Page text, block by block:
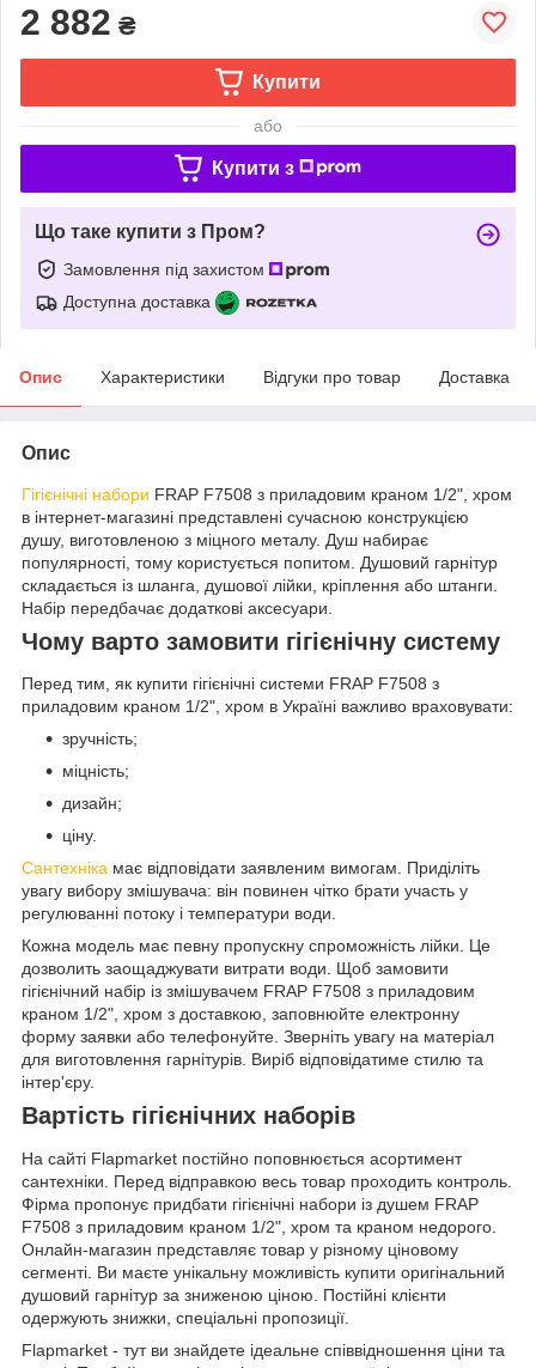
2 882 ₴
Купити
або
Купити з
Що таке купити з Пром?
Замовлення під захистом
Доступна доставка
Опис Характеристики Відгуки про товар Доставка
Опис
Гігієнічні набори FRAP F7508 з приладовим краном 1/2", хром
в інтернет-магазині представлені сучасною конструкцією
душу, виготовленою з міцного металу. Душ набирає
популярності, тому користується попитом. Душовий гарнітур
складається із шланга, душової лійки, кріплення або штанги.
Набір передбачає додаткові аксесуари.
Чому варто замовити гігієнічну систему
Перед тим, як купити гігієнічні системи FRAP F7508 з
приладовим краном 1/2", хром в Україні важливо враховувати:
зручність;
міцність;
дизайн;
ціну.
Сантехніка має відповідати заявленим вимогам. Приділіть
увагу вибору змішувача: він повинен чітко брати участь у
регулюванні потоку і температури води.
Кожна модель має певну пропускну спроможність лійки. Це
дозволить заощаджувати витрати води. Щоб замовити
гігієнічний набір із змішувачем FRAP F7508 з приладовим
краном 1/2", хром з доставкою, заповнюйте електронну
форму заявки або телефонуйте. Зверніть увагу на матеріал
для виготовлення гарнітурів. Виріб відповідатиме стилю та
інтер'єру.
Вартість гігієнічних наборів
На сайті Flapmarket постійно поповнюється асортимент
сантехніки. Перед відправкою весь товар проходить контроль.
Фірма пропонує придбати гігієнічні набори із душем FRAP
F7508 з приладовим краном 1/2", хром та краном недорого.
Онлайн-магазин представляє товар у різному ціновому
сегменті. Ви маєте унікальну можливість купити оригінальний
душовий гарнітур за зниженою ціною. Постійні клієнти
одержують знижки, спеціальні пропозиції.
Flapmarket - тут ви знайдете ідеальне співвідношення ціни та